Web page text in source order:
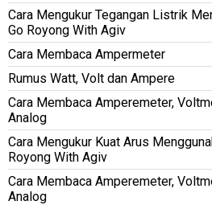
Cara Mengukur Tegangan Listrik
Go Royong With Agiv
Cara Membaca Ampermeter
Rumus Watt, Volt dan Ampere
Cara Membaca Amperemeter,
Analog
Cara Mengukur Kuat Arus
Royong With Agiv
Cara Membaca Amperemeter,
Analog